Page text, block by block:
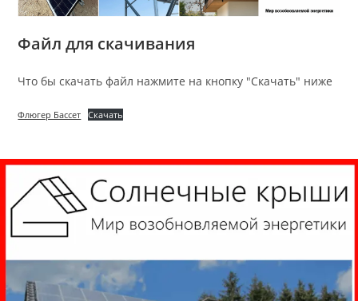
Файл для скачивания
Что бы скачать файл нажмите на кнопку "Скачать" ниже
Флюгер Бассет Скачать